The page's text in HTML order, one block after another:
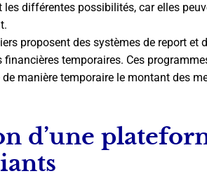
différentes possibilités, car elles
proposent des systèmes de report et
temporaires. Ces
manière temporaire le montant des
d’une